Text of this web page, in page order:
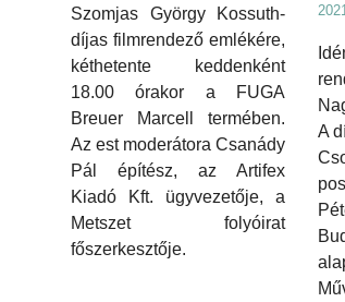
Szomjas György Kossuth-
díjas filmrendező emlékére,
kéthetente keddenként
18.00 órakor a FUGA
Breuer Marcell termében.
Az est moderátora Csanády
Pál építész, az Artifex
Kiadó Kft. ügyvezetője, a
Metszet folyóirat
főszerkesztője.
A